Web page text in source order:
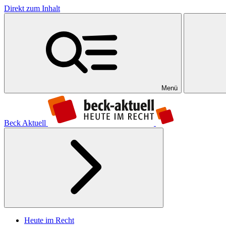
Direkt zum Inhalt
Menü
Beck Aktuell
Heute im Recht